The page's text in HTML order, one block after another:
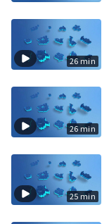
26 min
26 min
25 min